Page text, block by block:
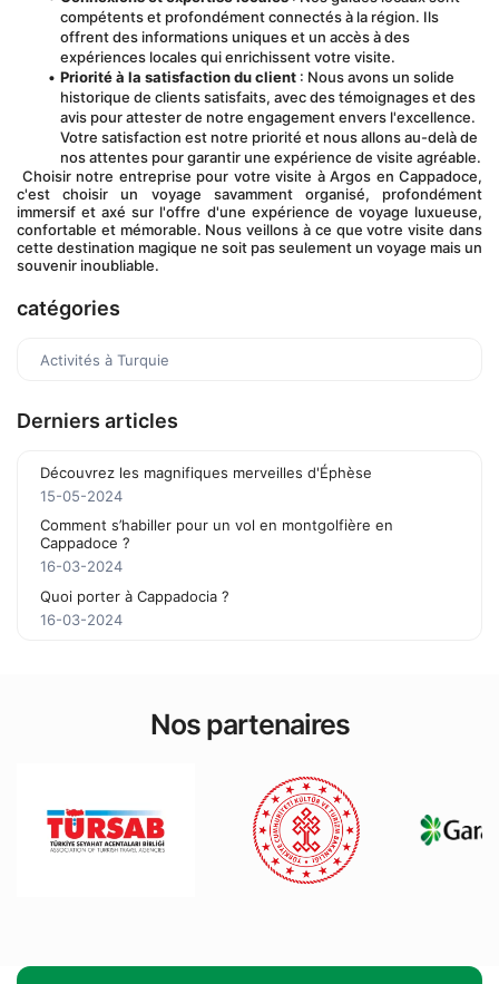
compétents et profondément connectés à la région. Ils
offrent des informations uniques et un accès à des
expériences locales qui enrichissent votre visite.
Priorité à la satisfaction du client : Nous avons un solide
historique de clients satisfaits, avec des témoignages et des
avis pour attester de notre engagement envers l'excellence.
Votre satisfaction est notre priorité et nous allons au-delà de
nos attentes pour garantir une expérience de visite agréable.
c'est choisir un voyage savamment organisé, profondément
immersif et axé sur l'offre d'une expérience de voyage luxueuse,
confortable et mémorable. Nous veillons à ce que votre visite dans
cette destination magique ne soit pas seulement un voyage mais un
souvenir inoubliable.
catégories
Activités à Turquie
Derniers articles
Découvrez les magnifiques merveilles d'Éphèse
15-05-2024
Comment s’habiller pour un vol en montgolfière en
Cappadoce ?
16-03-2024
Quoi porter à Cappadocia ?
16-03-2024
Nos partenaires